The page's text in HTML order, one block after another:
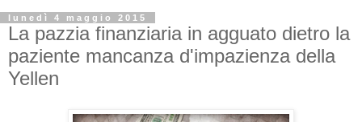
lunedì 4 maggio 2015
La pazzia finanziaria in agguato dietro la
paziente mancanza d'impazienza della
Yellen